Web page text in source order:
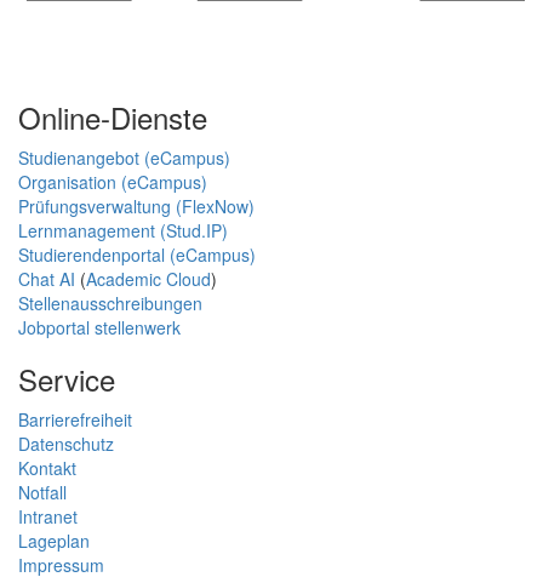
Online-Dienste
Studienangebot (eCampus)
Organisation (eCampus)
Prüfungsverwaltung (FlexNow)
Lernmanagement (Stud.IP)
Studierendenportal (eCampus)
Chat AI (Academic Cloud)
Stellenausschreibungen
Jobportal stellenwerk
Service
Barrierefreiheit
Datenschutz
Kontakt
Notfall
Intranet
Lageplan
Impressum